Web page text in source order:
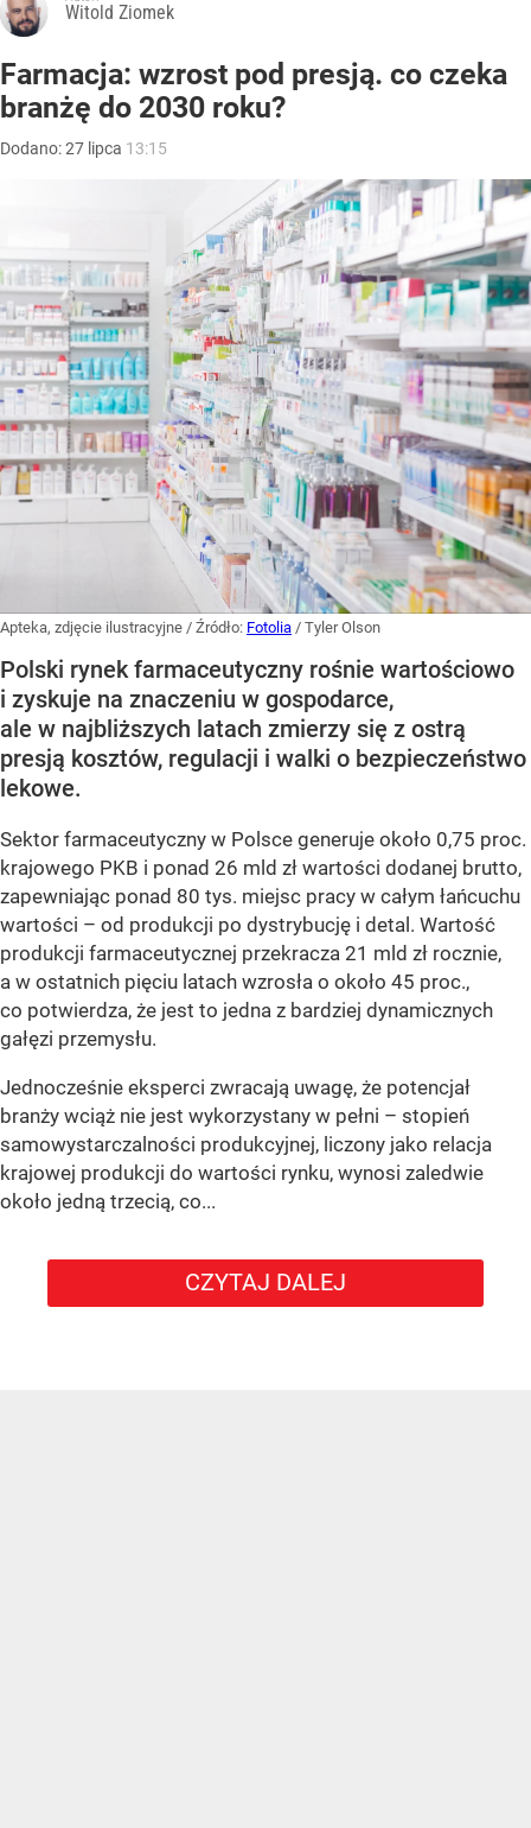
Witold Ziomek
Farmacja: wzrost pod presją. co czeka
branżę do 2030 roku?
Dodano:27 lipca 13:15
Apteka, zdjęcie ilustracyjne / Źródło: Fotolia / Tyler Olson
Polski rynek farmaceutyczny rośnie wartościowo
i zyskuje na znaczeniu w gospodarce,
ale w najbliższych latach zmierzy się z ostrą
presją kosztów, regulacji i walki o bezpieczeństwo
lekowe.
Sektor farmaceutyczny w Polsce generuje około 0,75 proc.
krajowego PKB i ponad 26 mld zł wartości dodanej brutto,
zapewniając ponad 80 tys. miejsc pracy w całym łańcuchu
wartości – od produkcji po dystrybucję i detal. Wartość
produkcji farmaceutycznej przekracza 21 mld zł rocznie,
a w ostatnich pięciu latach wzrosła o około 45 proc.,
co potwierdza, że jest to jedna z bardziej dynamicznych
gałęzi przemysłu.
Jednocześnie eksperci zwracają uwagę, że potencjał
branży wciąż nie jest wykorzystany w pełni – stopień
samowystarczalności produkcyjnej, liczony jako relacja
krajowej produkcji do wartości rynku, wynosi zaledwie
około jedną trzecią, co...
CZYTAJ DALEJ